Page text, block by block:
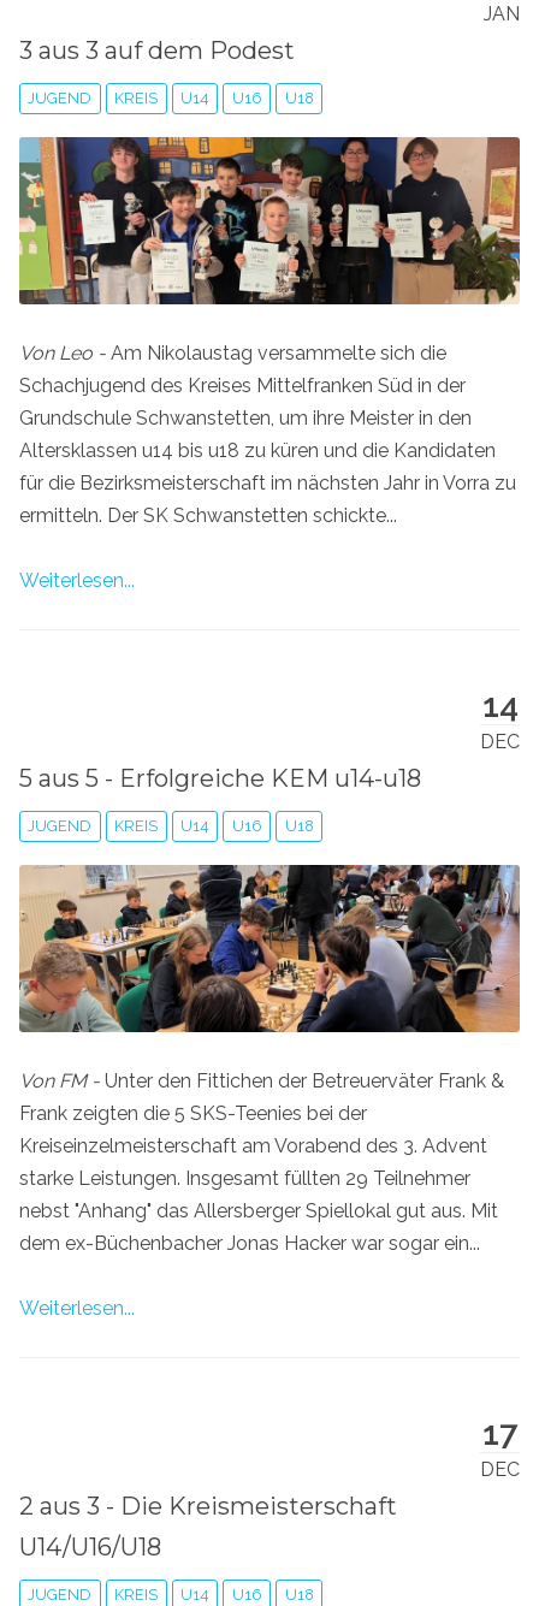
JAN
3 aus 3 auf dem Podest
JUGEND KREIS U14 U16 U18
Von Leo - Am Nikolaustag versammelte sich die
Schachjugend des Kreises Mittelfranken Süd in der
Grundschule Schwanstetten, um ihre Meister in den
Altersklassen u14 bis u18 zu küren und die Kandidaten
für die Bezirksmeisterschaft im nächsten Jahr in Vorra zu
ermitteln. Der SK Schwanstetten schickte...
Weiterlesen...
14
DEC
5 aus 5 - Erfolgreiche KEM u14-u18
JUGEND KREIS U14 U16 U18
Von FM - Unter den Fittichen der Betreuerväter Frank &
Frank zeigten die 5 SKS-Teenies bei der
Kreiseinzelmeisterschaft am Vorabend des 3. Advent
starke Leistungen. Insgesamt füllten 29 Teilnehmer
nebst "Anhang" das Allersberger Spiellokal gut aus. Mit
dem ex-Büchenbacher Jonas Hacker war sogar ein...
Weiterlesen...
17
DEC
2 aus 3 - Die Kreismeisterschaft
U14/U16/U18
JUGEND KREIS U14 U16 U18